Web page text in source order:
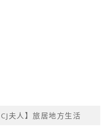
夫人】旅居地方生活